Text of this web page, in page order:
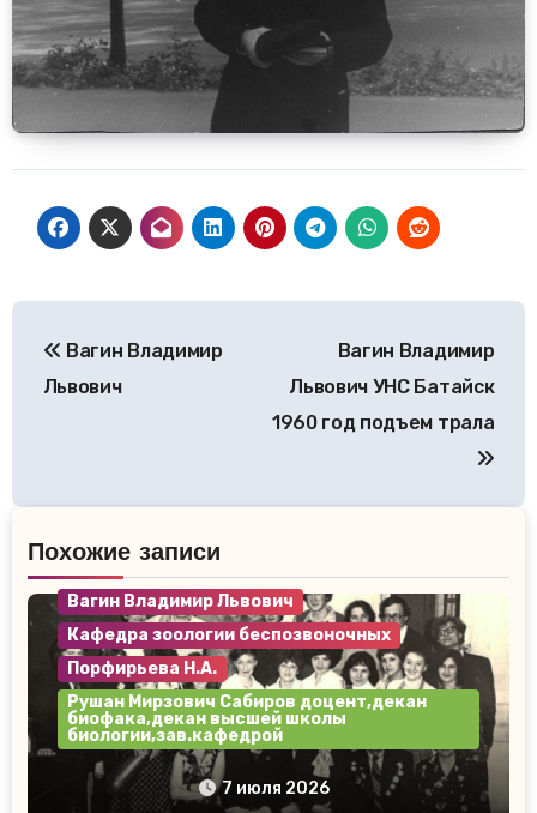
по
Вагин Владимир
Львович
Вагин Владимир
Львович УНС Батайск
1960 год подъем трала
Похожие записи
Вагин Владимир Львович
Кафедра зоологии беспозвоночных
Порфирьева Н.А.
Рушан Мирзович Сабиров доцент,декан
биофака,декан высшей школы
биологии,зав.кафедрой
154 группа май 1980 года.
7 июля 2026